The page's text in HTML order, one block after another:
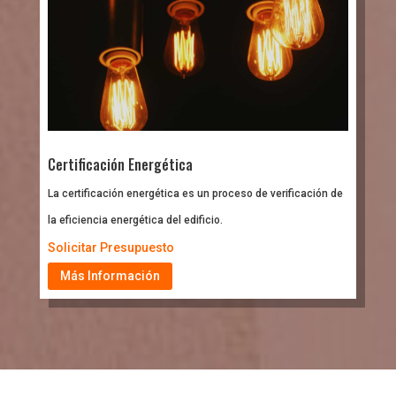
Certificación Energética
La certificación energética es un proceso de verificación de
la eficiencia energética del edificio.
Solicitar Presupuesto
Más Información